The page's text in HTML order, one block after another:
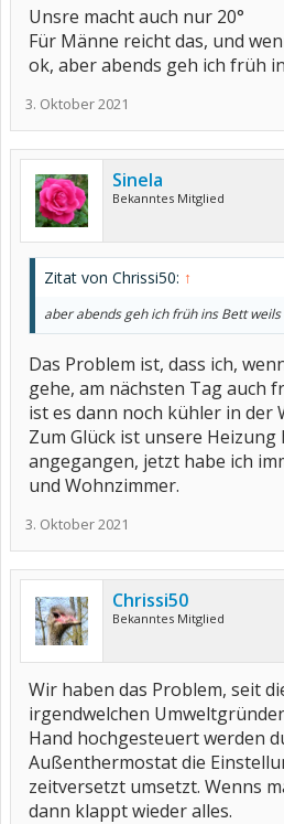
Unsre macht auch nur 20°
Für Männe reicht das, und
ok, aber abends geh ich früh
3. Oktober 2021
Sinela
Bekanntes Mitglied
Zitat von Chrissi50: ↑
aber abends geh ich früh ins Bett
Das Problem ist, dass ich,
gehe, am nächsten Tag auch
ist es dann noch kühler in der
Zum Glück ist unsere
angegangen, jetzt habe ich
und Wohnzimmer.
3. Oktober 2021
Chrissi50
Bekanntes Mitglied
Wir haben das Problem, seit
irgendwelchen
Hand hochgesteuert werden
Außenthermostat die
zeitversetzt umsetzt. Wenns
dann klappt wieder alles.